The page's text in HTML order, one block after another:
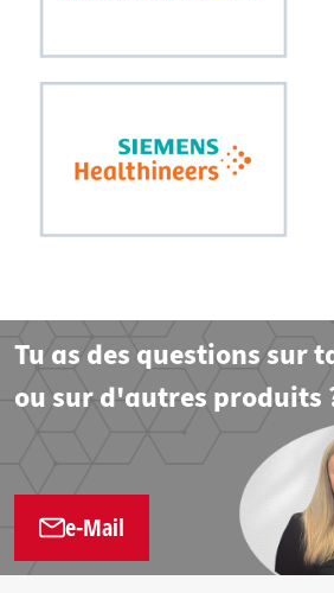
Tu as des questions sur
ou sur d'autres produits
e-Mail